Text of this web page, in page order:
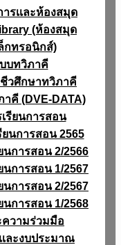
รเเละห้องสมุด
(ห้องสมุด
กทรอนิกส์)
บทวิภาคี
วศึกษาทวิภาคี
คี (DVE-DATA)
รียนการสอน
ยนการสอน 2565
นการสอน 2/2566
นการสอน 1/2567
นการสอน 2/2567
นการสอน 1/2568
ความร่วมมือ
เละงบประมาณ